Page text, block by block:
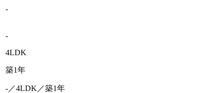
-
-
4LDK
築1年
-／4LDK／築1年